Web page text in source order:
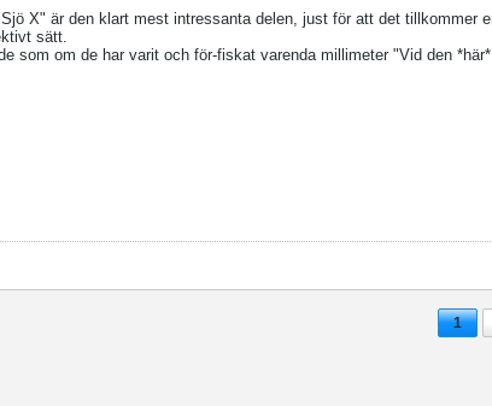
X" är den klart mest intressanta delen, just för att det tillkommer
sätt.
som om de har varit och för-fiskat varenda millimeter "Vid den
1